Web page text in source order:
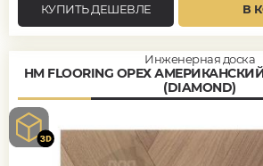
КУПИТЬ ДЕШЕВЛЕ В
Инженерная доска
HM FLOORING ОРЕХ
(DIAMOND)